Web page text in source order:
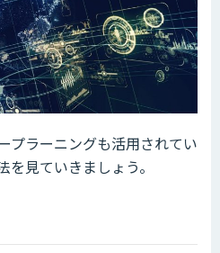
プラーニングも活用されてい
を見ていきましょう。